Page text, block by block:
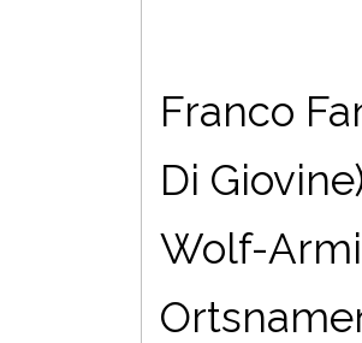
Franco
Di
Wolf-